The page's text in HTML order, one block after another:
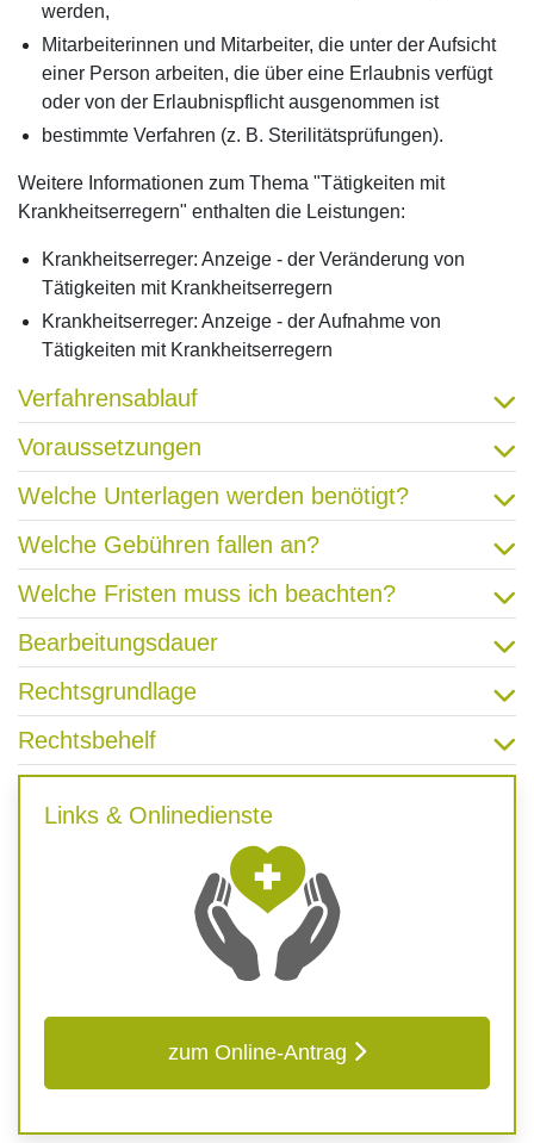
werden,
Mitarbeiterinnen und Mitarbeiter, die unter der Aufsicht
einer Person arbeiten, die über eine Erlaubnis verfügt
oder von der Erlaubnispflicht ausgenommen ist
bestimmte Verfahren (z. B. Sterilitätsprüfungen).
Weitere Informationen zum Thema "Tätigkeiten mit
Krankheitserregern" enthalten die Leistungen:
Krankheitserreger: Anzeige - der Veränderung von
Tätigkeiten mit Krankheitserregern
Krankheitserreger: Anzeige - der Aufnahme von
Tätigkeiten mit Krankheitserregern
Verfahrensablauf
Voraussetzungen
Welche Unterlagen werden benötigt?
Welche Gebühren fallen an?
Welche Fristen muss ich beachten?
Bearbeitungsdauer
Rechtsgrundlage
Rechtsbehelf
Links & Onlinedienste
zum Online-Antrag